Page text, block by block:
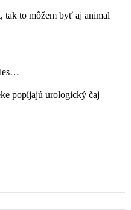
tak to môžem byť aj animal
popíjajú urologický čaj